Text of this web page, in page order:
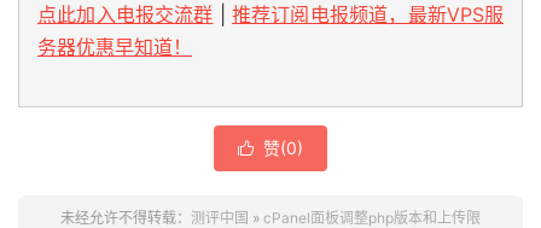
点此加入电报交流群
推荐订阅电报频道，最新VPS服
务器优惠早知道！
 赞(0)
未经允许不得转载： 测评中国 » cPanel面板调整php版本和上传限